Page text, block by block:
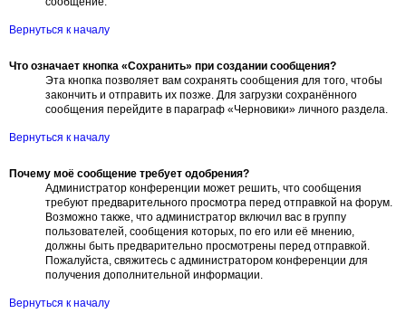
Вернуться к началу
Что означает кнопка «Сохранить» при создании сообщения?
Эта кнопка позволяет вам сохранять сообщения для того, чтобы
закончить и отправить их позже. Для загрузки сохранённого
сообщения перейдите в параграф «Черновики» личного раздела.
Вернуться к началу
Почему моё сообщение требует одобрения?
Администратор конференции может решить, что сообщения
требуют предварительного просмотра перед отправкой на форум.
Возможно также, что администратор включил вас в группу
пользователей, сообщения которых, по его или её мнению,
должны быть предварительно просмотрены перед отправкой.
Пожалуйста, свяжитесь с администратором конференции для
получения дополнительной информации.
Вернуться к началу